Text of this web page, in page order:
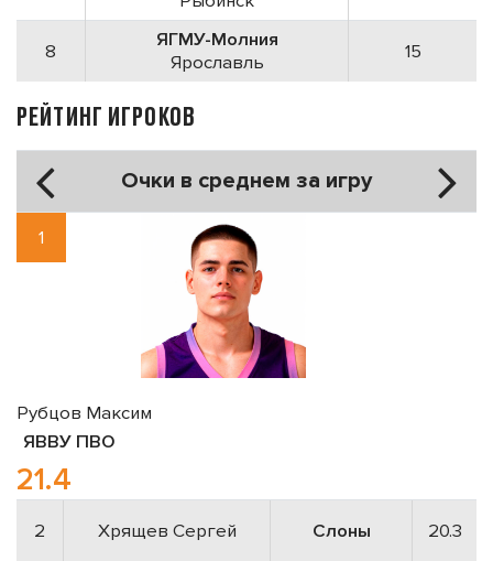
8
ЯГМУ-Молния
Ярославль
15
РЕЙТИНГ ИГРОКОВ
Очки в среднем за игру
1
Рубцов Максим
ЯВВУ ПВО
21.4
2 Хрящев Сергей Слоны 20.3